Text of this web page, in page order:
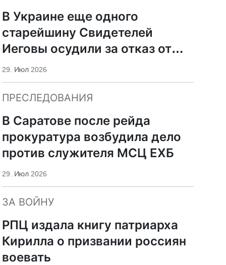
В Украине еще одного
старейшину Свидетелей
Иеговы осудили за отказ от
мобилизации
29. Июл 2026
ПРЕСЛЕДОВАНИЯ
В Саратове после рейда
прокуратура возбудила дело
против служителя МСЦ ЕХБ
29. Июл 2026
ЗА ВОЙНУ
РПЦ издала книгу патриарха
Кирилла о призвании россиян
воевать